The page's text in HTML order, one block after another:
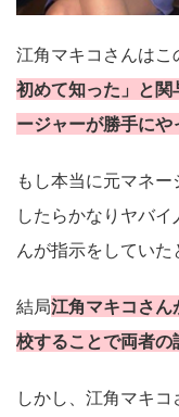
江角マキコさんは
初めて知った」と関
ージャーが勝手にや
もし本当に元マネ
したらかなりヤバ
んが指示をしていた
結局江角マキコさ
校することで両者の
しかし、江角マキコ